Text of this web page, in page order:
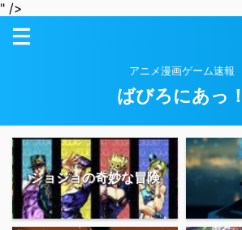
" />
アニメ漫画ゲーム速報
ばびろにあっ！
ジョジョの奇妙な冒険